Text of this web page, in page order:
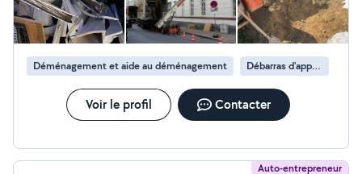
Déménagement et aide au déménagement Débarras d'appartement
Voir le profil Contacter
Auto-entrepreneur